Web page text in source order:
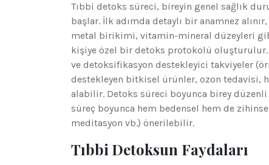
Tıbbi detoks süreci, bireyin genel sağlık
başlar. İlk adımda detaylı bir anamnez
metal birikimi, vitamin-mineral düzeyleri
kişiye özel bir detoks protokolü
ve detoksifikasyon destekleyici takviyeler
destekleyen bitkisel ürünler, ozon tedavisi,
alabilir. Detoks süreci boyunca birey
süreç boyunca hem bedensel hem de
meditasyon vb.) önerilebilir.
Tıbbi Detoksun Faydaları